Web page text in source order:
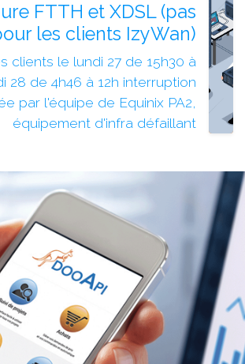
FTTH et XDSL (pas
les clients IzyWan)
clients le lundi 27 de 15h30 à
28 de 4h46 à 12h interruption
par l'équipe de Equinix PA2,
équipement d'infra défaillant